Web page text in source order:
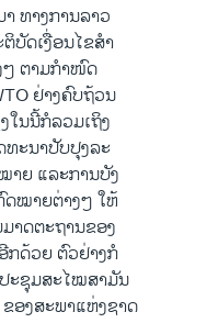
ທາງການລາວ
ບັດເງື່ອນໄຂສໍາ
ໆ ຕາມກໍາໜົດ
ຢ່າງຄົບຖ້ວນ
ໃນນີ້ກໍລວມເຖິງ
ະນາປັບປຸງລະ
າຍ ແລະການບັງ
ໝາຍຕ່າງໆ ໃຫ້
າດຕະຖານຂອງ
ກດ້ວຍ ຕົວຢ່າງກໍ
ະຊຸມສະໄໝສາມັນ
ອງສະພາແຫ່ງຊາດ